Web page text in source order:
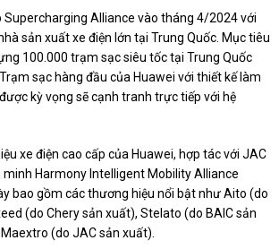
Supercharging Alliance vào tháng 4/2024 với
sản xuất xe điện lớn tại Trung Quốc. Mục tiêu
100.000 trạm sạc siêu tốc tại Trung Quốc
sạc hàng đầu của Huawei với thiết kế làm
kỳ vọng sẽ cạnh tranh trực tiếp với hệ
xe điện cao cấp của Huawei, hợp tác với JAC
Harmony Intelligent Mobility Alliance
bao gồm các thương hiệu nổi bật như Aito (do
(do Chery sản xuất), Stelato (do BAIC sản
(do JAC sản xuất).